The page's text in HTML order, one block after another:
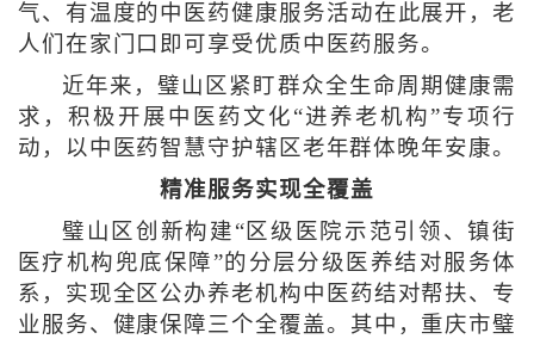
气、有温度的中医药健康服务活动在此展开，老
人们在家门口即可享受优质中医药服务。
近年来，璧山区紧盯群众全生命周期健康需
求，积极开展中医药文化“进养老机构”专项行
动，以中医药智慧守护辖区老年群体晚年安康。
精准服务实现全覆盖
璧山区创新构建“区级医院示范引领、镇街
医疗机构兜底保障”的分层分级医养结对服务体
系，实现全区公办养老机构中医药结对帮扶、专
业服务、健康保障三个全覆盖。其中，重庆市璧